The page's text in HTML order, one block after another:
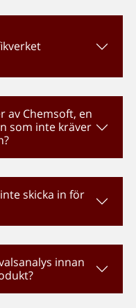
av Chemsoft, en
som inte kräver
skicka in för
innan